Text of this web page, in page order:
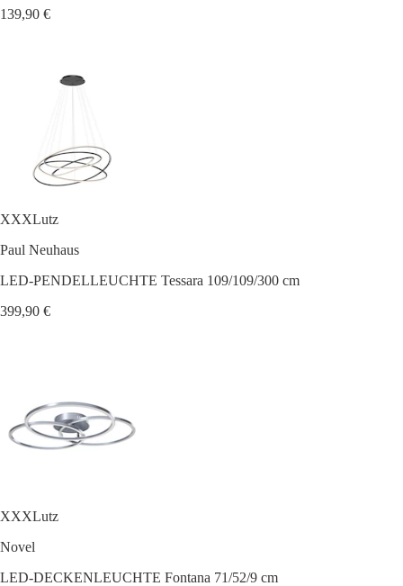
139,90 €
XXXLutz
Paul Neuhaus
LED-PENDELLEUCHTE Tessara 109/109/300 cm
399,90 €
XXXLutz
Novel
LED-DECKENLEUCHTE Fontana 71/52/9 cm